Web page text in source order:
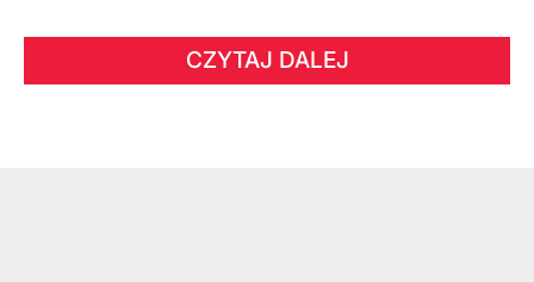
CZYTAJ DALEJ